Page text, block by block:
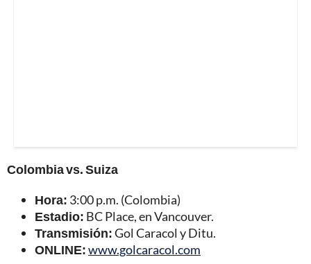
Colombia vs. Suiza
Hora: 3:00 p.m. (Colombia)
Estadio: BC Place, en Vancouver.
Transmisión:Gol Caracol y Ditu.
ONLINE:www.golcaracol.com